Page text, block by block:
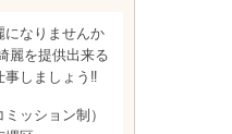
になりませんか
麗を提供出来る
事しましょう‼︎
ッション制）